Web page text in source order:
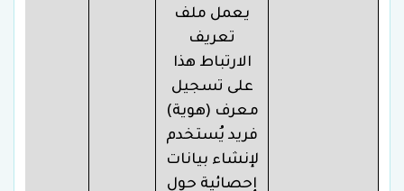
يعمل ملف
تعريف
الارتباط هذا
على تسجيل
معرف (هوية)
فريد يُستخدم
لإنشاء بيانات
إحصائية حول